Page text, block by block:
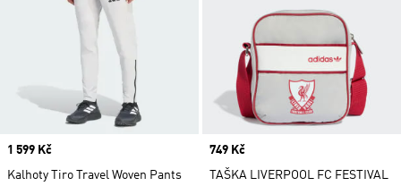
Price
1 599 Kč
Kalhoty Tiro Travel Woven Pants
Price
749 Kč
TAŠKA LIVERPOOL FC FESTIVAL